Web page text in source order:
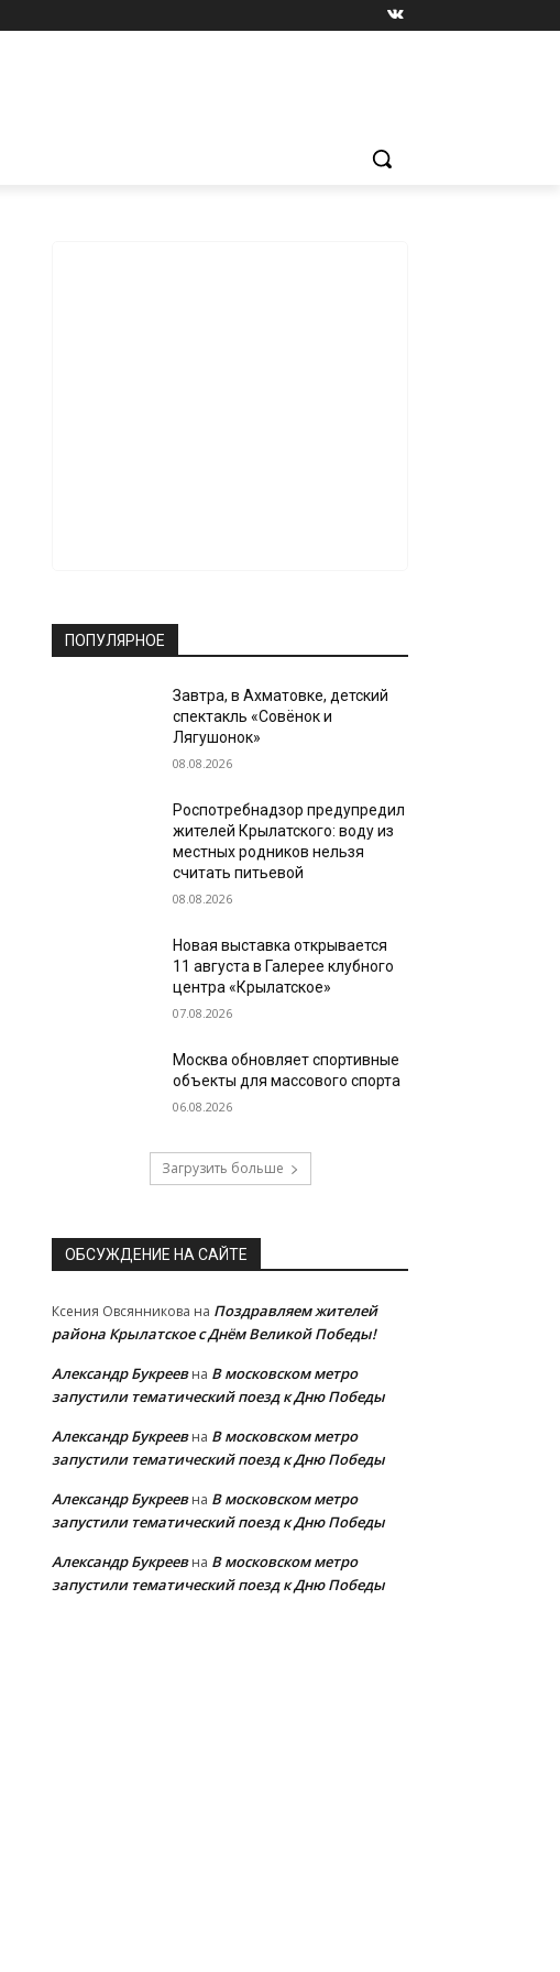
ПОПУЛЯРНОЕ
Завтра, в Ахматовке, детский
спектакль «Совёнок и
Лягушонок»
08.08.2026
Роспотребнадзор предупредил
жителей Крылатского: воду из
местных родников нельзя
считать питьевой
08.08.2026
Новая выставка открывается
11 августа в Галерее клубного
центра «Крылатское»
07.08.2026
Москва обновляет спортивные
объекты для массового спорта
06.08.2026
Загрузить больше
ОБСУЖДЕНИЕ НА САЙТЕ
Ксения Овсянникова на Поздравляем жителей
района Крылатское с Днём Великой Победы!
Александр Букреевна В московском метро
запустили тематический поезд к Дню Победы
Александр Букреевна В московском метро
запустили тематический поезд к Дню Победы
Александр Букреевна В московском метро
запустили тематический поезд к Дню Победы
Александр Букреевна В московском метро
запустили тематический поезд к Дню Победы